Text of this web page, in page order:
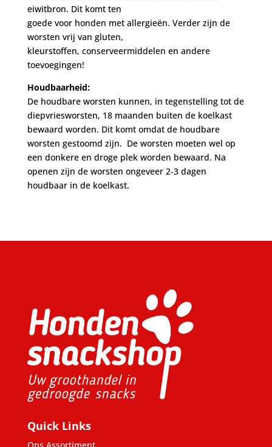
eiwitbron. Dit komt ten
goede voor honden met allergieën. Verder zijn de
worsten vrij van gluten,
kleurstoffen, conserveermiddelen en andere
toevoegingen!
Houdbaarheid:
De houdbare worsten kunnen, in tegenstelling tot de
diepvriesworsten, 18 maanden buiten de koelkast
bewaard worden. Dit komt omdat de houdbare
worsten gestoomd zijn. De worsten moeten wel op
een donkere en droge plek worden bewaard. Na
openen zijn de worsten ongeveer 2-3 dagen
houdbaar in de koelkast.
Quick Links